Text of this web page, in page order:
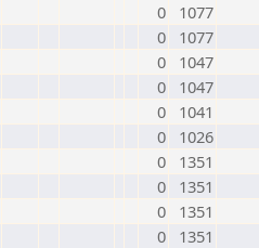
0
1077
0
1077
0
1047
0
1047
0
1041
0
1026
0
1351
0
1351
0
1351
0
1351